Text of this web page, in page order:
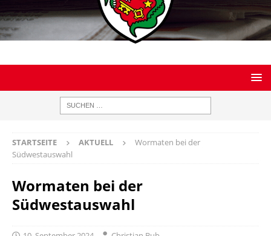
STARTSEITE AKTUELL
Wormaten bei der
Südwestauswahl
Wormaten bei der
Südwestauswahl